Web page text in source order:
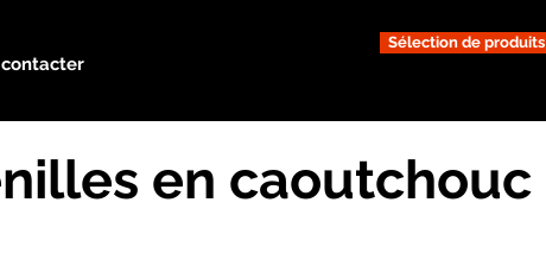
contacter
Sélection de produits
en caoutchouc